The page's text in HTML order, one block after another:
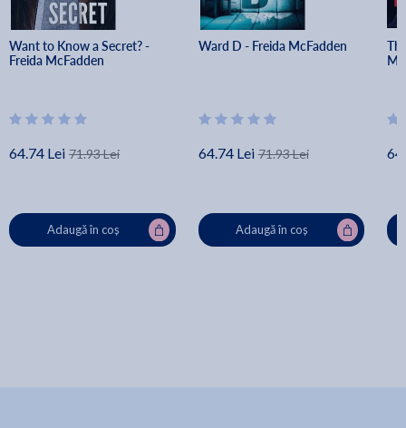
Want to Know a Secret? -
Freida McFadden
64.74 Lei 71.93 Lei
Adaugă în coș
Ward D - Freida McFadden
64.74 Lei 71.93 Lei
Adaugă în coș